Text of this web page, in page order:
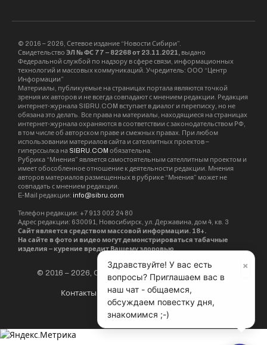
© 2016 – 2026, Сетевое издание “Новости Сибири”.
Свидетельство ЭЛ № ФС 77 – 82268 от 23.11.2021, выдано
Федеральной службой по надзору в сфере связи, информационных
технологий и массовых коммуникаций. Учредитель: ООО “Центр
Информации”
Материалы, публикуемые на страницах портала являются точкой
зрения их авторов и не всегда совпадают с мнением редакции. Редакция
интернет-журнала SIBRU.COM вступает в диалог и переписку, но не
обязана это делать. Все права на материалы, находящиеся на страницах
интернет-журнала охраняются в соответствии с законодательством РФ,
в том числе об авторском праве и смежных правах. При любом
использовании материалов сайта и сателлитных проектов –
гиперссылка на SIBRU.COM обязательна.
Рубрика “Мнения” является самостоятельным сателлитным проектом и
имеет обособленное отношение к деятельности редакции. Мнения
авторов материалов размещенных в рубрике “Мнения” может не
совпадать с мнением редакции.
E-Mail редакции: info@sibru.com
Телефон редакции: +7 913 002 24 80
Адрес редакции: 630091, Новосибирск, ул. Державина, дом 4, кв. 3
Сайт является средством массовой информации. 18+.
На сайте в фото и видео могут демонстрироваться табачные
изделия – курение вредит Вашему здоровью.
© 2016 – 2026, Сетевое издание «Новости Сибири».
Контакты Редакция Партнёры
×
Здравствуйте! У вас есть
вопросы? Приглашаем вас в
наш чат - общаемся,
обсуждаем повестку дня,
знакомимся ;-)